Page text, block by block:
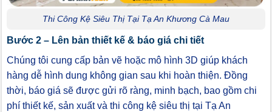
Thi Công Kệ Siêu Thị Tại Tạ An Khương Cà Mau
Bước 2 – Lên bản thiết kế & báo giá chi tiết
Chúng tôi cung cấp bản vẽ hoặc mô hình 3D giúp khách
hàng dễ hình dung không gian sau khi hoàn thiện. Đồng
thời, báo giá sẽ được gửi rõ ràng, minh bạch, bao gồm chi
phí thiết kế, sản xuất và thi công kệ siêu thị tại Tạ An